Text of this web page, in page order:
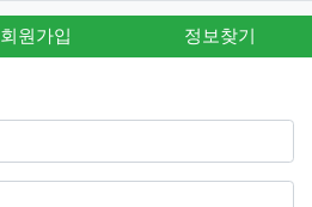
회원가입 정보찾기